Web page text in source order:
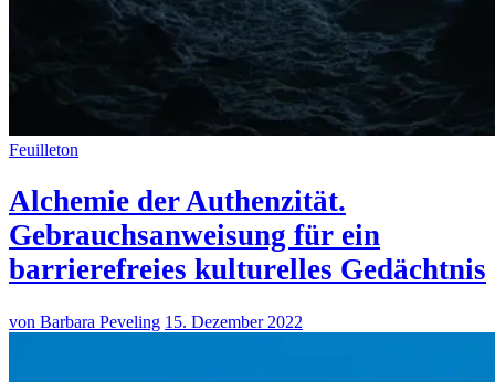
Feuilleton
Alchemie der Authenzität.
Gebrauchsanweisung für ein
barrierefreies kulturelles Gedächtnis
von Barbara Peveling 15. Dezember 2022